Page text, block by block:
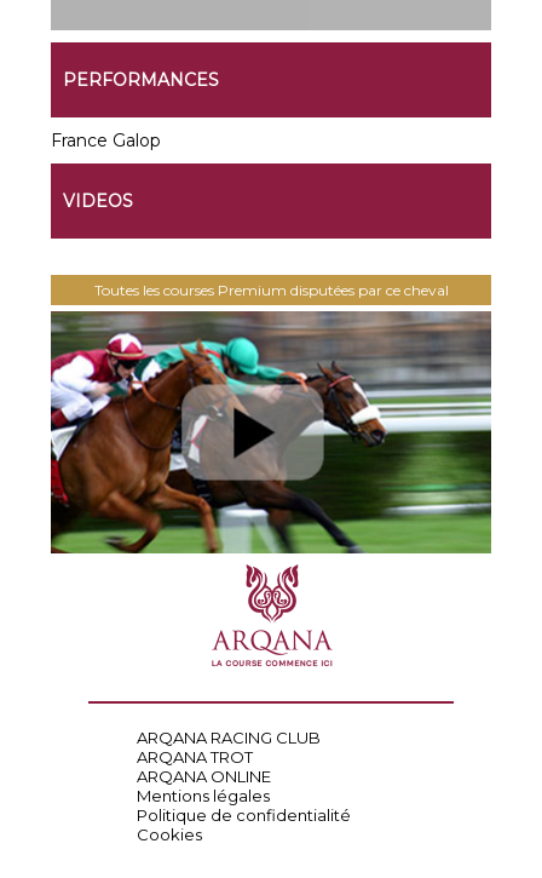
PERFORMANCES
France Galop
VIDEOS
Toutes les courses Premium disputées par ce cheval
ARQANA RACING CLUB
ARQANA TROT
ARQANA ONLINE
Mentions légales
Politique de confidentialité
Cookies